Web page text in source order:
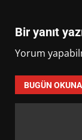
Bir yanıt
Yorum
BUGÜN